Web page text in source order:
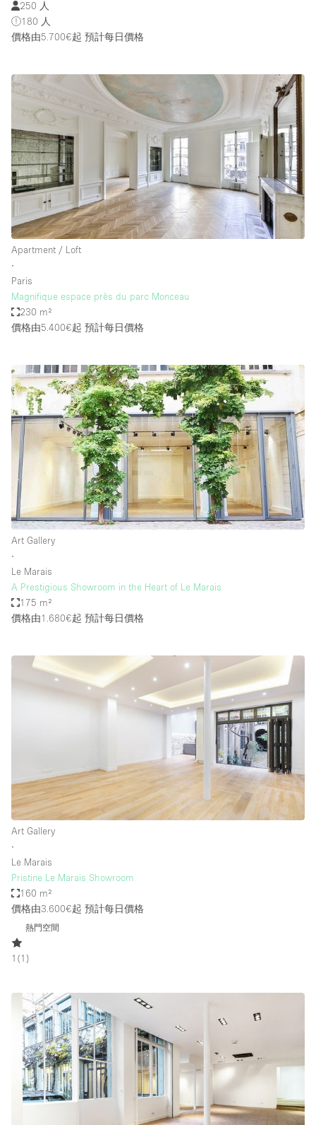
250 人
180 人
價格由5.700€起 預計每日價格
Apartment / Loft
∙
Paris
Magnifique espace près du parc Monceau
230 m²
價格由5.400€起 預計每日價格
Art Gallery
∙
Le Marais
A Prestigious Showroom in the Heart of Le Marais
175 m²
價格由1.680€起 預計每日價格
Art Gallery
∙
Le Marais
Pristine Le Marais Showroom
160 m²
價格由3.600€起 預計每日價格
熱門空間
1 (1 )